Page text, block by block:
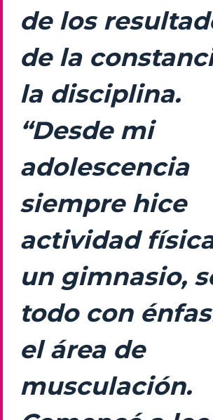
de los
de la
la disciplina.
“Desde mi
adolescencia
siempre hice
actividad
un gimnasio,
todo con
el área de
musculación.